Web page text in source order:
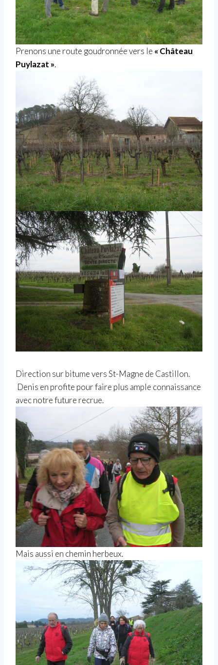
Prenons une route goudronnée vers le « Château
Puylazat ».
Direction sur bitume vers St-Magne de Castillon.
Denis en profite pour faire plus ample connaissance
avec notre future recrue.
Mais aussi en chemin herbeux.